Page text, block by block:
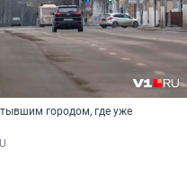
городом, где уже